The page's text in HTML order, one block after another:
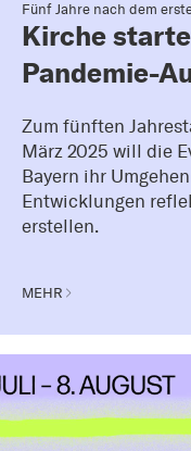
Fünf Jahre nach dem
Kirche
Pandemie-
Zum fünften
März 2025 will die
Bayern ihr
Entwicklungen
erstellen.
MEHR